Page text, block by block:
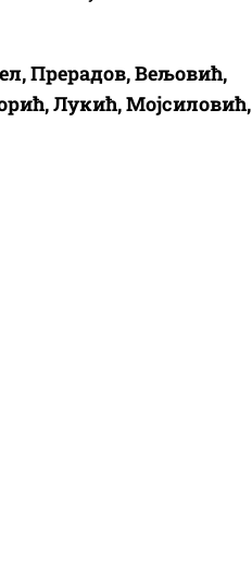
Прерадов, Вељовић,
Лукић, Мојсиловић,